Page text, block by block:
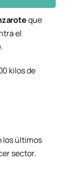
que
el
kilos de
los últimos
sector.